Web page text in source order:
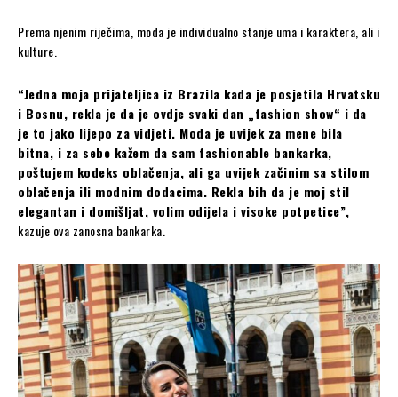
Prema njenim riječima, moda je individualno stanje uma i karaktera, ali i
kulture.
“Jedna moja prijateljica iz Brazila kada je posjetila Hrvatsku
i Bosnu, rekla je da je ovdje svaki dan „fashion show“ i da
je to jako lijepo za vidjeti. Moda je uvijek za mene bila
bitna, i za sebe kažem da sam fashionable bankarka,
poštujem kodeks oblačenja, ali ga uvijek začinim sa stilom
oblačenja ili modnim dodacima. Rekla bih da je moj stil
elegantan i domišljat, volim odijela i visoke potpetice”,
kazuje ova zanosna bankarka.